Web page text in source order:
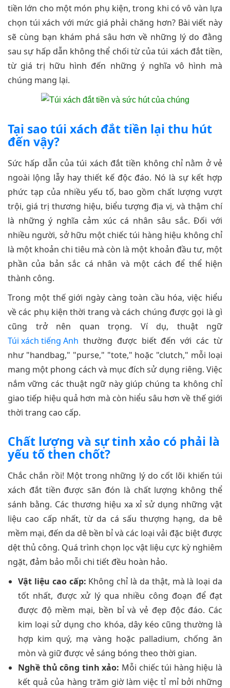
tiền lớn cho một món phụ kiện, trong khi có vô vàn lựa
chọn túi xách với mức giá phải chăng hơn? Bài viết này
sẽ cùng bạn khám phá sâu hơn về những lý do đằng
sau sự hấp dẫn không thể chối từ của túi xách đắt tiền,
từ giá trị hữu hình đến những ý nghĩa vô hình mà
chúng mang lại.
Tại sao túi xách đắt tiền lại thu hút
đến vậy?
Sức hấp dẫn của túi xách đắt tiền không chỉ nằm ở vẻ
ngoài lộng lẫy hay thiết kế độc đáo. Nó là sự kết hợp
phức tạp của nhiều yếu tố, bao gồm chất lượng vượt
trội, giá trị thương hiệu, biểu tượng địa vị, và thậm chí
là những ý nghĩa cảm xúc cá nhân sâu sắc. Đối với
nhiều người, sở hữu một chiếc túi hàng hiệu không chỉ
là một khoản chi tiêu mà còn là một khoản đầu tư, một
phần của bản sắc cá nhân và một cách để thể hiện
thành công.
Trong một thế giới ngày càng toàn cầu hóa, việc hiểu
về các phụ kiện thời trang và cách chúng được gọi là gì
cũng trở nên quan trọng. Ví dụ, thuật ngữ
Túi xách tiếng Anh thường được biết đến với các từ
như "handbag," "purse," "tote," hoặc "clutch," mỗi loại
mang một phong cách và mục đích sử dụng riêng. Việc
nắm vững các thuật ngữ này giúp chúng ta không chỉ
giao tiếp hiệu quả hơn mà còn hiểu sâu hơn về thế giới
thời trang cao cấp.
Chất lượng và sự tinh xảo có phải là
yếu tố then chốt?
Chắc chắn rồi! Một trong những lý do cốt lõi khiến túi
xách đắt tiền được săn đón là chất lượng không thể
sánh bằng. Các thương hiệu xa xỉ sử dụng những vật
liệu cao cấp nhất, từ da cá sấu thượng hạng, da bê
mềm mại, đến da dê bền bỉ và các loại vải đặc biệt được
dệt thủ công. Quá trình chọn lọc vật liệu cực kỳ nghiêm
ngặt, đảm bảo mỗi chi tiết đều hoàn hảo.
Vật liệu cao cấp: Không chỉ là da thật, mà là loại da
tốt nhất, được xử lý qua nhiều công đoạn để đạt
được độ mềm mại, bền bỉ và vẻ đẹp độc đáo. Các
kim loại sử dụng cho khóa, dây kéo cũng thường là
hợp kim quý, mạ vàng hoặc palladium, chống ăn
mòn và giữ được vẻ sáng bóng theo thời gian.
Nghề thủ công tinh xảo: Mỗi chiếc túi hàng hiệu là
kết quả của hàng trăm giờ làm việc tỉ mỉ bởi những